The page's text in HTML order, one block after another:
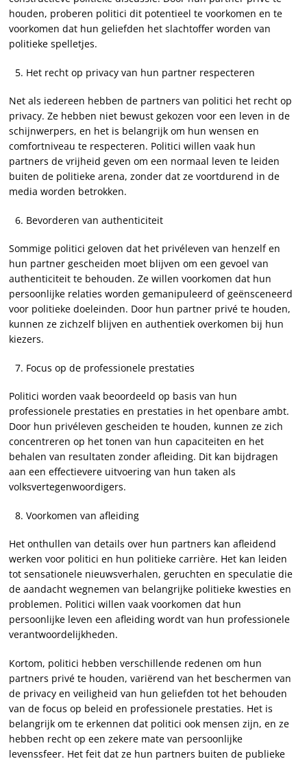
houden, proberen politici dit potentieel te voorkomen en te
voorkomen dat hun geliefden het slachtoffer worden van
politieke spelletjes.
Het recht op privacy van hun partner respecteren
Net als iedereen hebben de partners van politici het recht op
privacy. Ze hebben niet bewust gekozen voor een leven in de
schijnwerpers, en het is belangrijk om hun wensen en
comfortniveau te respecteren. Politici willen vaak hun
partners de vrijheid geven om een normaal leven te leiden
buiten de politieke arena, zonder dat ze voortdurend in de
media worden betrokken.
Bevorderen van authenticiteit
Sommige politici geloven dat het privéleven van henzelf en
hun partner gescheiden moet blijven om een gevoel van
authenticiteit te behouden. Ze willen voorkomen dat hun
persoonlijke relaties worden gemanipuleerd of geënsceneerd
voor politieke doeleinden. Door hun partner privé te houden,
kunnen ze zichzelf blijven en authentiek overkomen bij hun
kiezers.
Focus op de professionele prestaties
Politici worden vaak beoordeeld op basis van hun
professionele prestaties en prestaties in het openbare ambt.
Door hun privéleven gescheiden te houden, kunnen ze zich
concentreren op het tonen van hun capaciteiten en het
behalen van resultaten zonder afleiding. Dit kan bijdragen
aan een effectievere uitvoering van hun taken als
volksvertegenwoordigers.
Voorkomen van afleiding
Het onthullen van details over hun partners kan afleidend
werken voor politici en hun politieke carrière. Het kan leiden
tot sensationele nieuwsverhalen, geruchten en speculatie die
de aandacht wegnemen van belangrijke politieke kwesties en
problemen. Politici willen vaak voorkomen dat hun
persoonlijke leven een afleiding wordt van hun professionele
verantwoordelijkheden.
Kortom, politici hebben verschillende redenen om hun
partners privé te houden, variërend van het beschermen van
de privacy en veiligheid van hun geliefden tot het behouden
van de focus op beleid en professionele prestaties. Het is
belangrijk om te erkennen dat politici ook mensen zijn, en ze
hebben recht op een zekere mate van persoonlijke
levenssfeer. Het feit dat ze hun partners buiten de publieke